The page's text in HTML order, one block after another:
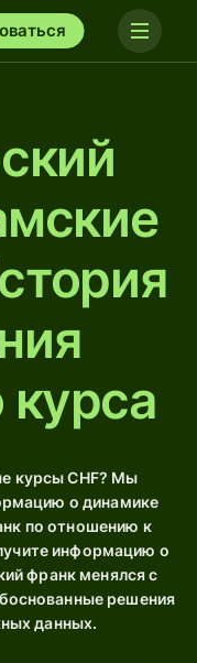
курсы CHF? Мы
о динамике
по отношению к
информацию о
франк менялся с
решения
данных.